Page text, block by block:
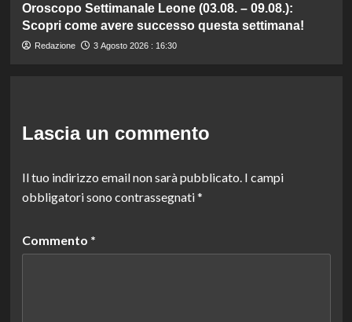
Oroscopo Settimanale Leone (03.08. – 09.08.):
Scopri come avere successo questa settimana!
Redazione 3 Agosto 2026 : 16:30
Lascia un commento
Il tuo indirizzo email non sarà pubblicato. I campi
obbligatori sono contrassegnati*
Commento *